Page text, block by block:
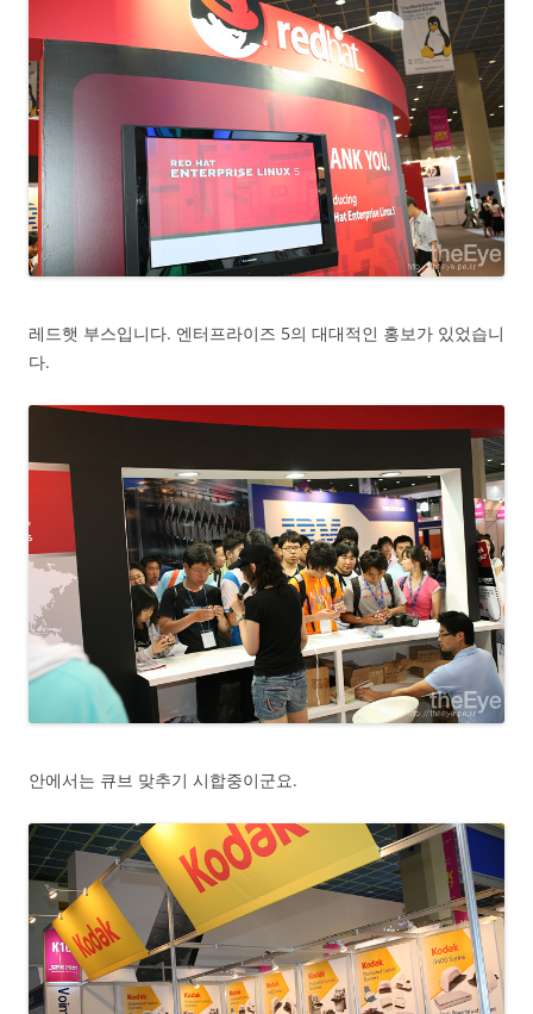
레드햇 부스입니다. 엔터프라이즈 5의 대대적인 홍보가 있었습니
다.
안에서는 큐브 맞추기 시합중이군요.